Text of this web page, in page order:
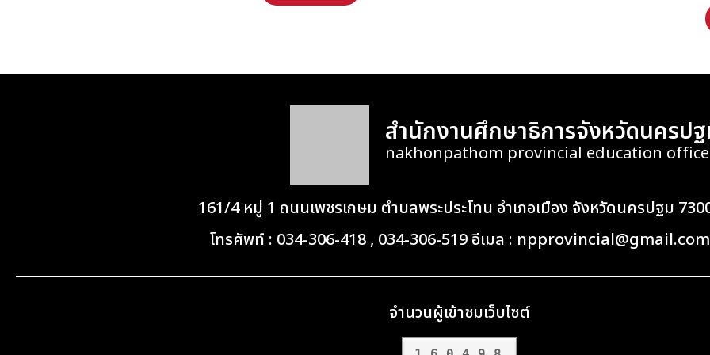
สำนักงานศึกษาธิการจังหวัดนครป
nakhonpathom provincial education office
161/4 หมู่ 1 ถนนเพชรเกษม ตำบลพระประโทน อำเภอเมือง จังหวัดนครปฐม
โทรศัพท์ : 034-306-418 , 034-306-519 อีเมล : npprovincial@gmail.com
จำนวนผู้เข้าชมเว็บไซต์